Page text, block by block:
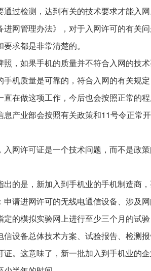
通过检测，达到有关的技术要求才能入
进网管理办法》，对于入网许可的有关
求都是非常清楚的。
照，如果手机的质量并不符合入网的技
手机质量是可靠的，符合入网的有关规
直在做这项工作，今后也会按照正常的
息产业部会按照有关政策和11号令正常
入网许可证是一个技术问题，而不是政
出的是，新加入到手机业的手机制造商
申请进网许可的无线电通信设备、涉及
定的模拟实验网上进行至少三个月的试
信设备总体技术方案、试验报告、检测
证。这意味了，新一批加入到手机业的